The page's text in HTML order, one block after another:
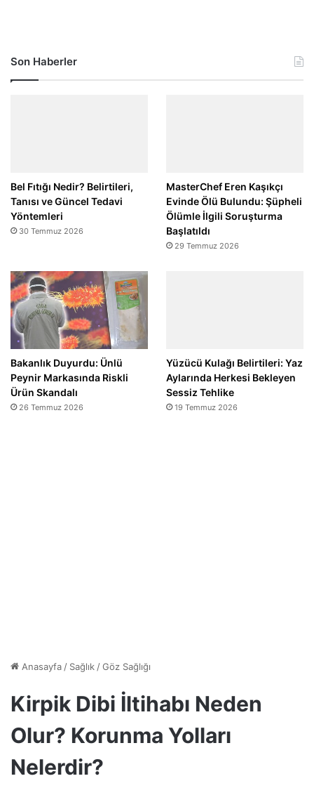
Son Haberler
Bel Fıtığı Nedir? Belirtileri,
Tanısı ve Güncel Tedavi
Yöntemleri
30 Temmuz 2026
MasterChef Eren Kaşıkçı
Evinde Ölü Bulundu: Şüpheli
Ölümle İlgili Soruşturma
Başlatıldı
29 Temmuz 2026
Bakanlık Duyurdu: Ünlü
Peynir Markasında Riskli
Ürün Skandalı
26 Temmuz 2026
Yüzücü Kulağı Belirtileri: Yaz
Aylarında Herkesi Bekleyen
Sessiz Tehlike
19 Temmuz 2026